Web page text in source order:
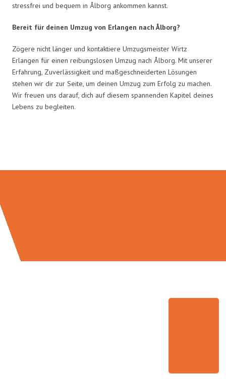
stressfrei und bequem in Ålborg ankommen kannst.
Bereit für deinen Umzug von Erlangen nach Ålborg?
Zögere nicht länger und kontaktiere Umzugsmeister Wirtz
Erlangen für einen reibungslosen Umzug nach Ålborg. Mit unserer
Erfahrung, Zuverlässigkeit und maßgeschneiderten Lösungen
stehen wir dir zur Seite, um deinen Umzug zum Erfolg zu machen.
Wir freuen uns darauf, dich auf diesem spannenden Kapitel deines
Lebens zu begleiten.